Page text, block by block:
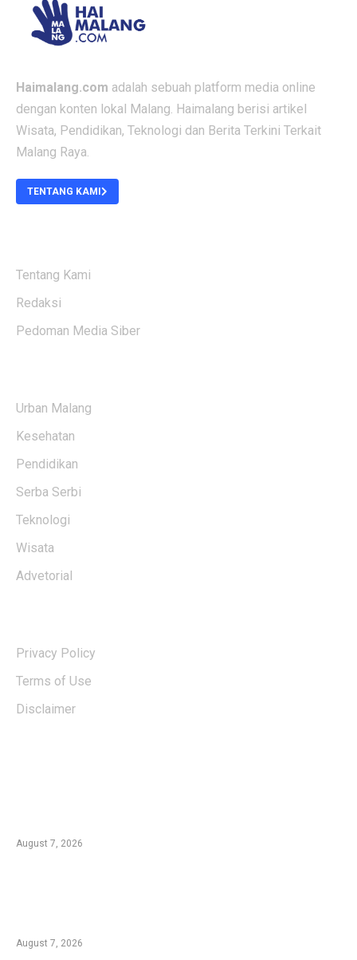
Haimalang.com adalah sebuah platform media online
dengan konten lokal Malang. Haimalang berisi artikel
Wisata, Pendidikan, Teknologi dan Berita Terkini Terkait
Malang Raya.
TENTANG KAMI
Tentang Kami
Redaksi
Pedoman Media Siber
Urban Malang
Kesehatan
Pendidikan
Serba Serbi
Teknologi
Wisata
Advetorial
Privacy Policy
Terms of Use
Disclaimer
August 7, 2026
August 7, 2026